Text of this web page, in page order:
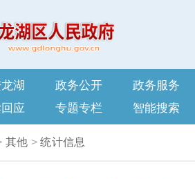
湖 政务公开
政务服务
应 专题专栏 智能搜索
其他 >统计信息